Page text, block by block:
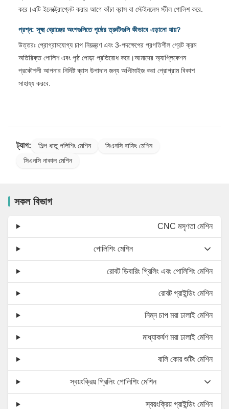
করে।এটি ইলেক্ট্রোপ্লেট করার আগে কাঁচা ব্রাস বা স্টেইনলেস স্টীল পোলিশ করে.
প্রশ্ন: সূক্ষ্ম ব্রোঞ্জের অংশগুলিতে পৃষ্ঠের ত্রুটিগুলি কীভাবে এড়ানো যায়?
উত্তরঃ প্রোগ্রামযোগ্য চাপ নিয়ন্ত্রণ এবং 3-পদক্ষেপের প্রগতিশীল গ্রেট ক্রম
অতিরিক্ত পোলিশ এবং পৃষ্ঠ পোড়া প্রতিরোধ করে।আমাদের অ্যাপ্লিকেশন
প্রকৌশলী আপনার নির্দিষ্ট ব্রাস উপাদান জন্য অপ্টিমাইজ করা প্রোগ্রাম বিকাশ
সাহায্য করবে.
ট্যাগ: শিল্প ধাতু পলিশিং মেশিন
সিএনসি বাফিং মেশিন
সিএনসি নাকাল মেশিন
সকল বিভাগ
CNC মসৃণতা মেশিন
পোলিশিং মেশিন
রোবট ডিবারিং গ্রিলিং এবং পোলিশিং মেশিন
রোবট গ্রাইন্ডিং মেশিন
নিম্ন চাপ মরা ঢালাই মেশিন
মাধ্যাকর্ষণ মরা ঢালাই মেশিন
বালি কোর শুটিং মেশিন
স্বয়ংক্রিয় গ্রিলিং পোলিশিং মেশিন
স্বয়ংক্রিয় গ্রাইন্ডিং মেশিন